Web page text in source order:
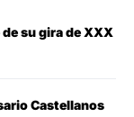
de su gira de XXX
Castellanos